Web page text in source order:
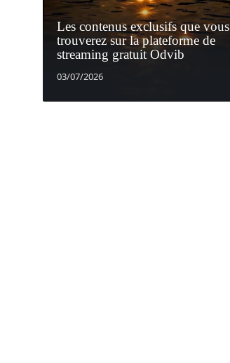
Les contenus exclusifs que vous
trouverez sur la plateforme de
streaming gratuit Odvib
03/07/2026